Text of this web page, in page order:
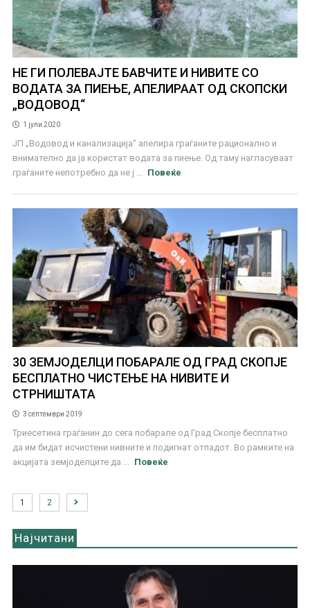
НЕ ГИ ПОЛЕВАЈТЕ БАВЧИТЕ И НИВИТЕ СО
ВОДАТА ЗА ПИЕЊЕ, АПЕЛИРААТ ОД СКОПСКИ
„ВОДОВОД“
1 јули 2020
ЈП „Водовод и канализација“ апелира граѓаните рационално и
внимателно да ја користат водата за пиење. Од таму нагласуваат
граѓаните непотребно да не ј ...
Повеќе
30 ЗЕМЈОДЕЛЦИ ПОБАРАЛЕ ОД ГРАД СКОПЈЕ
БЕСПЛАТНО ЧИСТЕЊЕ НА НИВИТЕ И
СТРНИШТАТА
3 септември 2019
Триесетина граѓанин до сега побарале од Град Скопје бесплатно
да им бидат исчистени нивните и подигнат отпадот. Во рамките на
акцијата земјоделците да ...
Повеќе
1 2
Најчитани